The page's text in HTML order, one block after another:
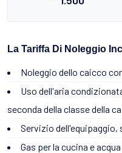
La Tariffa Di Noleggio
Noleggio dello caicco
Uso dell'aria
seconda della classe della
Servizio
Gas per la cucina e